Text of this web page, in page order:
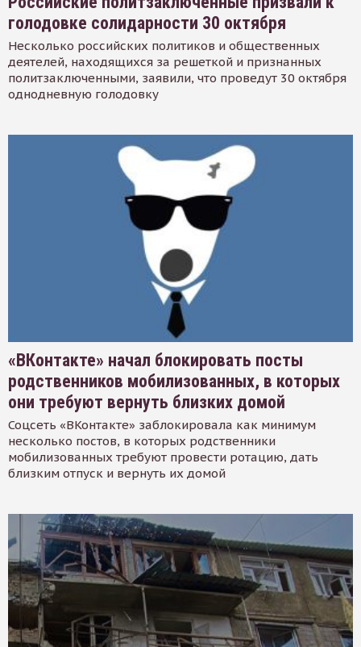
голодовке солидарности 30 октября
Несколько российских политиков и общественных
деятелей, находящихся за решеткой и признанных
политзаключенными, заявили, что проведут 30 октября
однодневную голодовку
«ВКонтакте» начал блокировать посты
родственников мобилизованных, в которых
они требуют вернуть близких домой
Соцсеть «ВКонтакте» заблокировала как минимум
несколько постов, в которых родственники
мобилизованных требуют провести ротацию, дать
близким отпуск и вернуть их домой